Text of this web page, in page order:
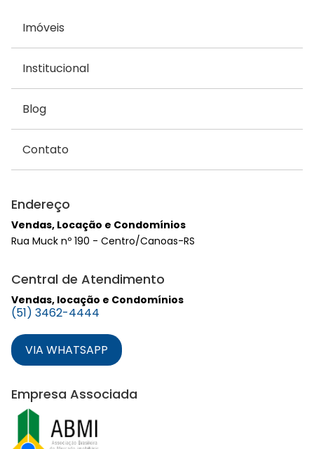
Imóveis
Institucional
Blog
Contato
Endereço
Vendas, Locação e Condomínios
Rua Muck nº 190 - Centro/Canoas-RS
Central de Atendimento
Vendas, locação e Condomínios
(51) 3462-4444
VIA WHATSAPP
Empresa Associada